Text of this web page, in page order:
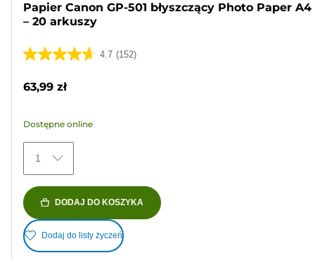
Papier Canon GP-501 błyszczący Photo Paper A4
– 20 arkuszy
4.7 (152)
4.7
5
152
Recenzji
63,99 zł
Dostępne online
1
DODAJ DO KOSZYKA
Dodaj do listy życzeń